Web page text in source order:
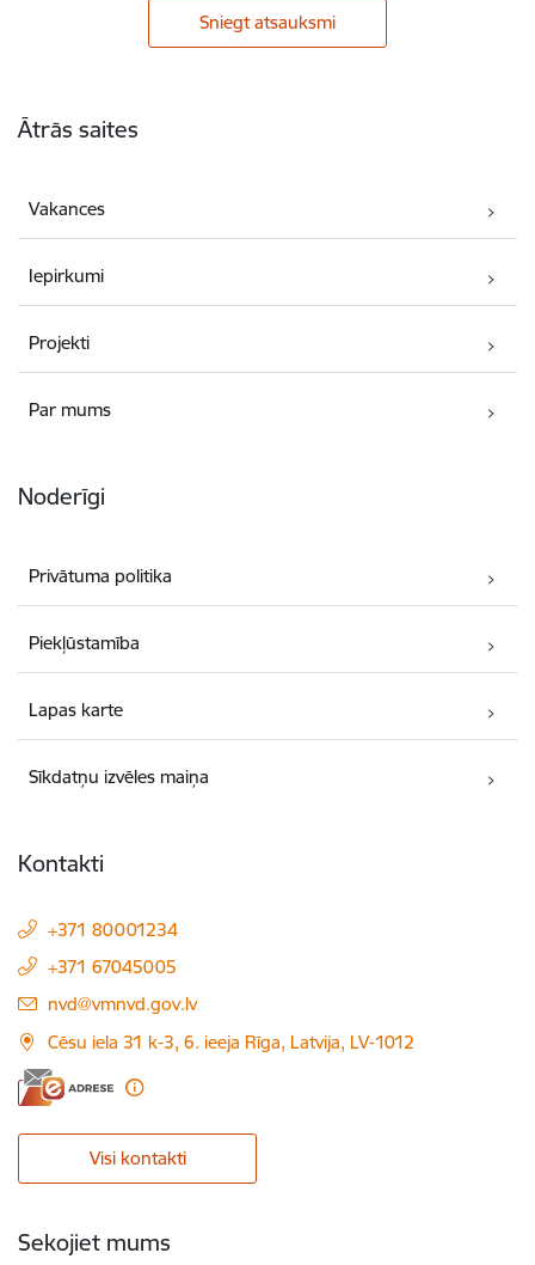
Sniegt atsauksmi
Ātrās saites
Vakances
Iepirkumi
Projekti
Par mums
Noderīgi
Privātuma politika
Piekļūstamība
Lapas karte
Sīkdatņu izvēles maiņa
Kontakti
+371 80001234
+371 67045005
E-pasts:
nvd@vmnvd.gov.lv
Cēsu iela 31 k-3, 6. ieeja Rīga, Latvija, LV-1012
Visi kontakti
Sekojiet mums